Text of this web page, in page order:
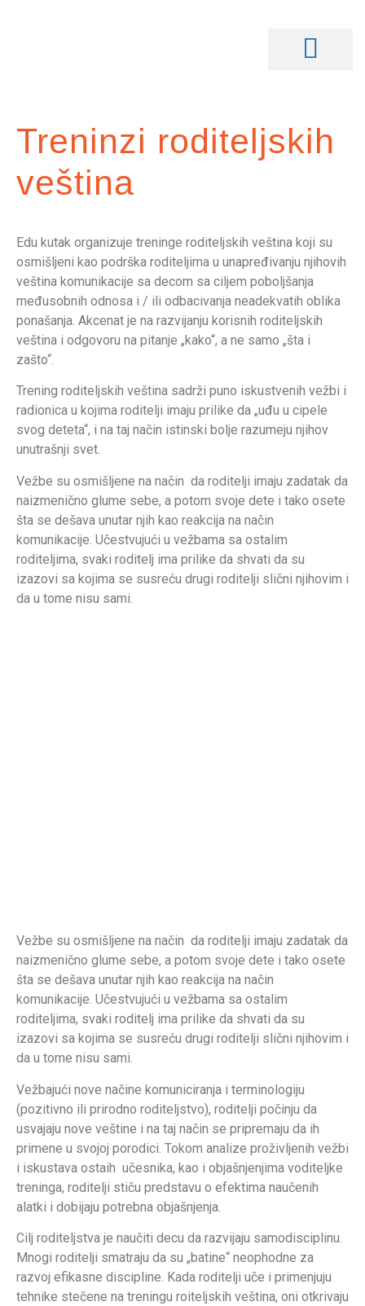
Treninzi roditeljskih
veština
Edu kutak organizuje treninge roditeljskih veština koji su
osmišljeni kao podrška roditeljima u unapređivanju njihovih
veština komunikacije sa decom sa ciljem poboljšanja
međusobnih odnosa i / ili odbacivanja neadekvatih oblika
ponašanja. Akcenat je na razvijanju korisnih roditeljskih
veština i odgovoru na pitanje „kako“, a ne samo „šta i
zašto“.
Trening roditeljskih veština sadrži puno iskustvenih vežbi i
radionica u kojima roditelji imaju prilike da „uđu u cipele
svog deteta“, i na taj način istinski bolje razumeju njihov
unutrašnji svet.
Vežbe su osmišljene na način da roditelji imaju zadatak da
naizmenično glume sebe, a potom svoje dete i tako osete
šta se dešava unutar njih kao reakcija na način
komunikacije. Učestvujući u vežbama sa ostalim
roditeljima, svaki roditelj ima prilike da shvati da su
izazovi sa kojima se susreću drugi roditelji slični njihovim i
da u tome nisu sami.
Vežbe su osmišljene na način da roditelji imaju zadatak da
naizmenično glume sebe, a potom svoje dete i tako osete
šta se dešava unutar njih kao reakcija na način
komunikacije. Učestvujući u vežbama sa ostalim
roditeljima, svaki roditelj ima prilike da shvati da su
izazovi sa kojima se susreću drugi roditelji slični njihovim i
da u tome nisu sami.
Vežbajući nove načine komuniciranja i terminologiju
(pozitivno ili prirodno roditeljstvo), roditelji počinju da
usvajaju nove veštine i na taj način se pripremaju da ih
primene u svojoj porodici. Tokom analize proživljenih vežbi
i iskustava ostaih učesnika, kao i objašnjenjima voditeljke
treninga, roditelji stiču predstavu o efektima naučenih
alatki i dobijaju potrebna objašnjenja.
Cilj roditeljstva je naučiti decu da razvijaju samodisciplinu.
Mnogi roditelji smatraju da su „batine“ neophodne za
razvoj efikasne discipline. Kada roditelji uče i primenjuju
tehnike stečene na treningu roiteljskih veština, oni otkrivaju